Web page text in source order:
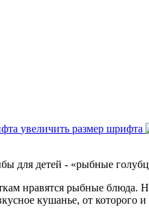
увеличить размер шрифта
для детей - «рыбные
нравятся рыбные блюда.
кушанье, от которого